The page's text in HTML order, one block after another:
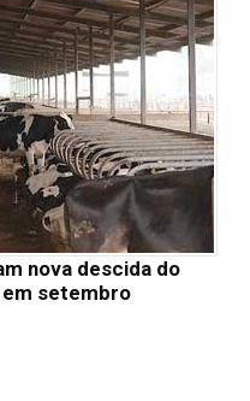
nova descida do
setembro